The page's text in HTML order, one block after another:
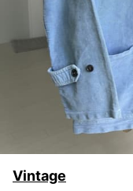
Vintage